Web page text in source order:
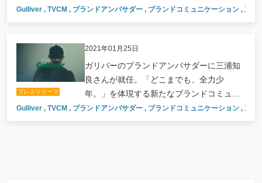
Gulliver , TVCM , ブランドアンバサダー , ブランドコミュニケーション , 三浦
2021年01月25日
プレスリリース
ガリバーのブランドアンバサダーに三浦知
良さんが就任。「どこまでも、全力少
年。」を体現する新たなブランドコミュニ
ケーションを開始。
Gulliver , TVCM , ブランドアンバサダー , ブランドコミュニケーション , 三浦